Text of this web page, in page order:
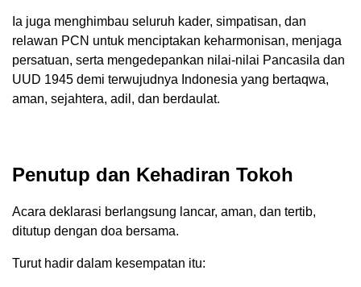
Ia juga menghimbau seluruh kader, simpatisan, dan
relawan PCN untuk menciptakan keharmonisan, menjaga
persatuan, serta mengedepankan nilai-nilai Pancasila dan
UUD 1945 demi terwujudnya Indonesia yang bertaqwa,
aman, sejahtera, adil, dan berdaulat.
Penutup dan Kehadiran Tokoh
Acara deklarasi berlangsung lancar, aman, dan tertib,
ditutup dengan doa bersama.
Turut hadir dalam kesempatan itu: